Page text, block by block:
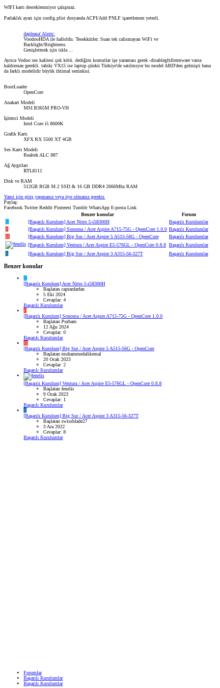
WIFI kartı desteklenmiyor çalışmaz.
Parlaklık ayarı için config.plist dosyanda ACPI/Add PNLF işaretlemen yeterli.
dapleasa' Alıntı:
VoodooHDA ile halloldu. Tesekkürler. Suan tek calismayan WiFi ve
Backlight/Brightness.
Genişletmek için tıkla ...
Ayrıca Vodoo ses kalitesi çok kötü. dediğim komutlar işe yaraması gerek -disablegfxfiremware varsa
kaldırman gerekli. tabiki VX15 ise laptop çünkü Türkiye'de satılmıyor bu model ABD'den gelmişti bana
da farklı modelidir büyük ihtimal seninkisi.
BootLoader
OpenCore
Anakart Modeli
MSI B365M PRO-VH
İşlemci Modeli
Intel Core i5 8600K
Grafik Kartı
XFX RX 5500 XT 4GB
Ses Kartı Modeli
Realtek ALC 887
Ağ Aygıtları
RTL8111
Disk ve RAM
512GB RGB M.2 SSD & 16 GB DDR4 2666Mhz RAM
Yanıt için giriş yapmanız veya üye olmanız gerekir.
Paylaş:
Facebook Twitter Reddit Pinterest Tumblr WhatsApp E-posta Link
Benzer konular
Forum
C
[Başarılı Kurulum] Acer Nitro 5-i58300H
Başarılı Kurulumlar
P
[Başarılı Kurulum] Sonoma / Acer Aspire A715-75G - OpenCore 1.0.0 Başarılı Kurulumlar
M
[Başarılı Kurulum] Big Sur / Acer Aspire 5 A515-56G - OpenCore
Başarılı Kurulumlar
[Başarılı Kurulum] Ventura / Acer Aspire E5-576GL - OpenCore 0.8.8 Başarılı Kurulumlar
S
[Başarılı Kurulum] Big Sur / Acer Aspire 3 A315-56-327T Başarılı Kurulumlar
Benzer konular
C
[Başarılı Kurulum] Acer Nitro 5-i58300H
Başlatan captanfarfan
5 Eki 2024
Cevaplar: 4
Başarılı Kurulumlar
P
[Başarılı Kurulum] Sonoma / Acer Aspire A715-75G - OpenCore 1.0.0
Başlatan Purham
12 Ağu 2024
Cevaplar: 0
Başarılı Kurulumlar
M
[Başarılı Kurulum] Big Sur / Acer Aspire 5 A515-56G - OpenCore
Başlatan muhammedalikemal
20 Ocak 2023
Cevaplar: 2
Başarılı Kurulumlar
[Başarılı Kurulum] Ventura / Acer Aspire E5-576GL - OpenCore 0.8.8
Başlatan fenelis
9 Ocak 2023
Cevaplar: 1
Başarılı Kurulumlar
S
[Başarılı Kurulum] Big Sur / Acer Aspire 3 A315-56-327T
Başlatan swissblade27
3 Ara 2022
Cevaplar: 8
Başarılı Kurulumlar
Forumlar
Başarılı Kurulumlar
Başarılı Kurulumlar